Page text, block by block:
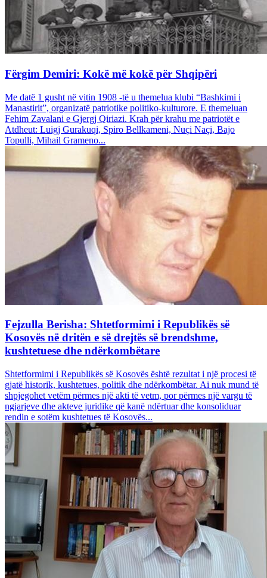
Fërgim Demiri: Kokë më kokë për Shqipëri
Me datë 1 gusht në vitin 1908 -të u themelua klubi “Bashkimi i
Manastirit”, organizatë patriotike politiko-kulturore. E themeluan
Fehim Zavalani e Gjergj Qiriazi. Krah për krahu me patriotët e
Atdheut: Luigj Gurakuqi, Spiro Bellkameni, Nuçi Naçi, Bajo
Topulli, Mihail Grameno...
Fejzulla Berisha: Shtetformimi i Republikës së
Kosovës në dritën e së drejtës së brendshme,
kushtetuese dhe ndërkombëtare
Shtetformimi i Republikës së Kosovës është rezultat i një procesi të
gjatë historik, kushtetues, politik dhe ndërkombëtar. Ai nuk mund të
shpjegohet vetëm përmes një akti të vetm, por përmes një vargu të
ngjarjeve dhe akteve juridike që kanë ndërtuar dhe konsoliduar
rendin e sotëm kushtetues të Kosovës...